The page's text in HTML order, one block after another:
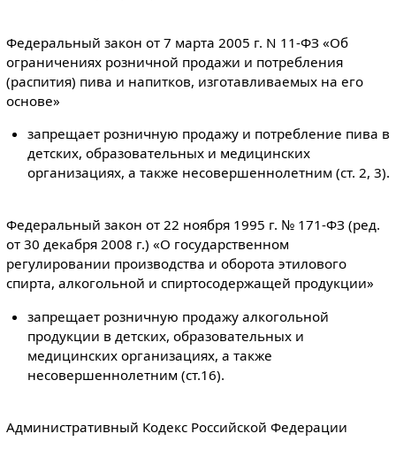
Федеральный закон от 7 марта 2005 г. N 11-ФЗ «Об
ограничениях розничной продажи и потребления
(распития) пива и напитков, изготавливаемых на его
основе»
запрещает розничную продажу и потребление пива в
детских, образовательных и медицинских
организациях, а также несовершеннолетним (ст. 2, 3).
Федеральный закон от 22 ноября 1995 г. № 171-ФЗ (ред.
от 30 декабря 2008 г.) «О государственном
регулировании производства и оборота этилового
спирта, алкогольной и спиртосодержащей продукции»
запрещает розничную продажу алкогольной
продукции в детских, образовательных и
медицинских организациях, а также
несовершеннолетним (ст.16).
Административный Кодекс Российской Федерации